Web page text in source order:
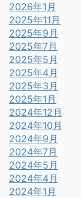
2026年1月
2025年11月
2025年9月
2025年7月
2025年5月
2025年4月
2025年3月
2025年1月
2024年12月
2024年10月
2024年9月
2024年7月
2024年5月
2024年4月
2024年1月